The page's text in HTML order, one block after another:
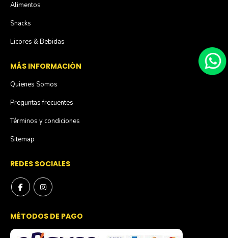
Alimentos
Snacks
Licores & Bebidas
MÁS INFORMACIÓN
Quienes Somos
Preguntas frecuentes
Términos y condiciones
Sitemap
REDES SOCIALES
MÉTODOS DE PAGO